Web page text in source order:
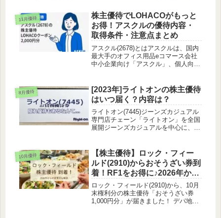
11月優待
株主優待でLOHACOがもっと
お得！アスクルの優待内容・
取得条件・注意点まとめ
アスクル(2678)とはアスクルは、国内
最大手のオフィス用品eコマース会社
中小企業向け「アスクル」、個人向け
「アスクル」は翌日配送が強みで、一
方「ロハコ」はLINEヤフーと共...
8月優待
[2023年]ライトオンの株主優待
はいつ届く？内容は？
ライトオン(7445)ジーンズカジュアル
専門店チェーン「ライトオン」を全国
展開ジーンズカジュアルを中心に、幅
ネル戦略を推進新規事業やブランド開
発にも積極的に取り組む最後に行...
10月優待
【株主優待】ロック・フィー
ルド(2910)からおそうざい券到
着！RF1をお得に♪2026年から
の制度変更も解説
ロック・フィールド(2910)から、10月
末権利分の株主優待「おそうざい券
1,000円分」が届きました！ デパ地下